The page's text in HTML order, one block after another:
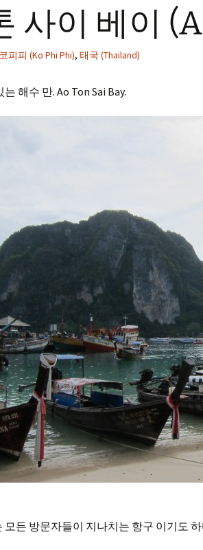
사이 베이
코피피 (Ko Phi Phi), 태국 (Thailand)
해수 만. Ao Ton Sai Bay.
모든 방문자들이 지나치는 항구 이기도 하